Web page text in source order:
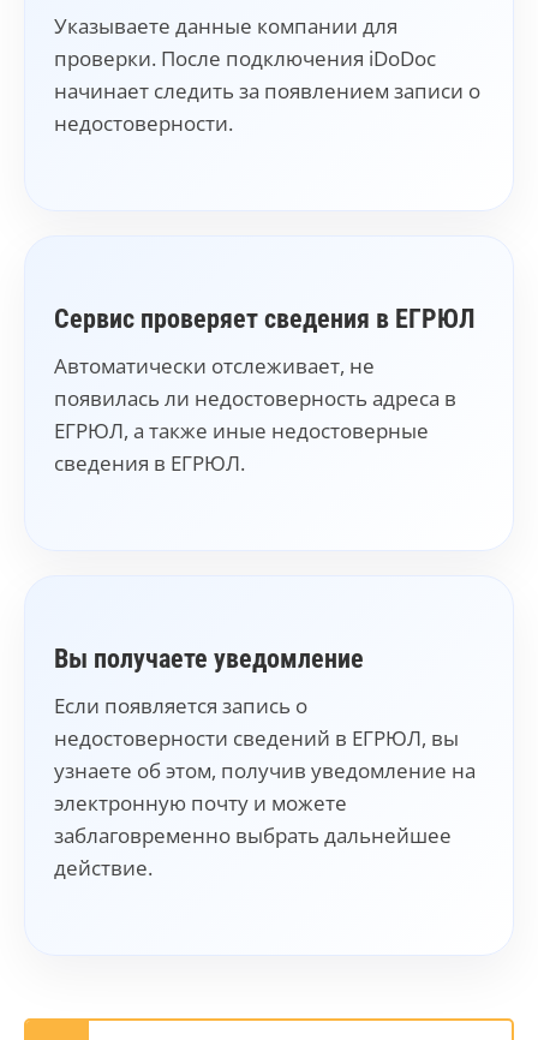
Указываете данные компании для
проверки. После подключения iDoDoc
начинает следить за появлением записи о
недостоверности.
Сервис проверяет сведения в ЕГРЮЛ
Автоматически отслеживает, не
появилась ли недостоверность адреса в
ЕГРЮЛ, а также иные недостоверные
сведения в ЕГРЮЛ.
Вы получаете уведомление
Если появляется запись о
недостоверности сведений в ЕГРЮЛ, вы
узнаете об этом, получив уведомление на
электронную почту и можете
заблаговременно выбрать дальнейшее
действие.